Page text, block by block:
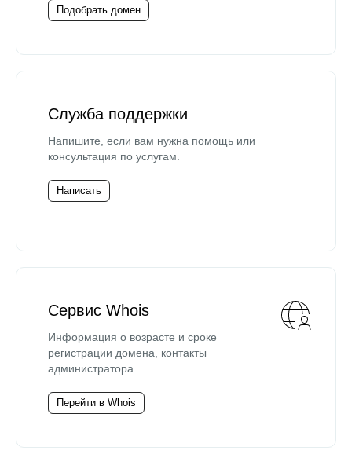
Подобрать домен
Служба поддержки
Напишите, если вам нужна помощь или
консультация по услугам.
Написать
Сервис Whois
Информация о возрасте и сроке
регистрации домена, контакты
администратора.
Перейти в Whois